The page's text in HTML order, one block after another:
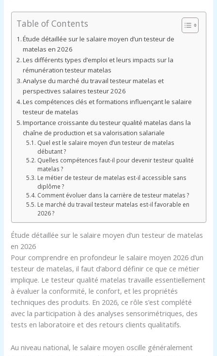
Table of Contents
Étude détaillée sur le salaire moyen d’un testeur de
matelas en 2026
Les différents types d’emploi et leurs impacts sur la
rémunération testeur matelas
Analyse du marché du travail testeur matelas et
perspectives salaires testeur 2026
Les compétences clés et formations influençant le salaire
testeur de matelas
Importance croissante du testeur qualité matelas dans la
chaîne de production et sa valorisation salariale
Quel est le salaire moyen d’un testeur de matelas
débutant ?
Quelles compétences faut-il pour devenir testeur qualité
matelas ?
Le métier de testeur de matelas est-il accessible sans
diplôme ?
Comment évoluer dans la carrière de testeur matelas ?
Le marché du travail testeur matelas est-il favorable en
2026 ?
Étude détaillée sur le salaire moyen d’un testeur de matelas
en 2026
Pour comprendre en profondeur le salaire moyen 2026 d’un
testeur de matelas, il faut d’abord définir ce que ce métier
implique. Le testeur qualité matelas travaille essentiellement
à évaluer la conformité, le confort, et les propriétés
techniques des produits. En 2026, ce rôle s’est complété
avec la participation à des analyses sensorimétriques, des
tests en laboratoire et des retours clients qualitatifs.
Au niveau national, le salaire moyen oscille généralement